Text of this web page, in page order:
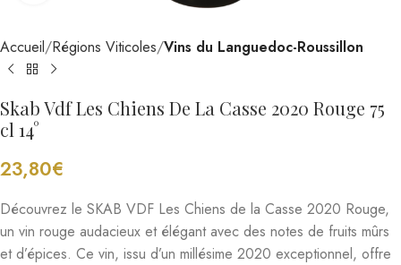
Accueil Régions Viticoles Vins du Languedoc-Roussillon
Skab Vdf Les Chiens De La Casse 2020 Rouge 75
cl 14°
23,80€
Découvrez le SKAB VDF Les Chiens de la Casse 2020 Rouge,
un vin rouge audacieux et élégant avec des notes de fruits mûrs
et d’épices. Ce vin, issu d’un millésime 2020 exceptionnel, offre